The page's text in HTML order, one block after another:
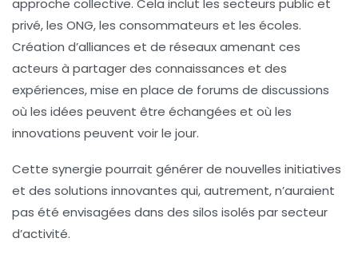
privé, les ONG, les consommateurs et les écoles.
Création d’alliances et de réseaux amenant ces
acteurs à partager des connaissances et des
expériences, mise en place de forums de discussions
où les idées peuvent être échangées et où les
innovations peuvent voir le jour.
Cette synergie pourrait générer de nouvelles initiatives
et des solutions innovantes qui, autrement, n’auraient
pas été envisagées dans des silos isolés par secteur
d’activité.